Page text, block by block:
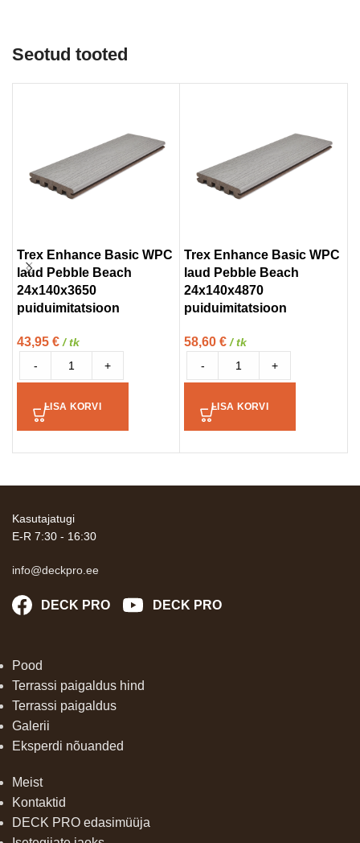
Seotud tooted
Trex Enhance Basic WPC
laud Pebble Beach
24x140x3650
puiduimitatsioon
43,95 € / tk
-
+
LISA KORVI
Trex Enhance Basic WPC
laud Pebble Beach
24x140x4870
puiduimitatsioon
58,60 € / tk
-
+
LISA KORVI
Kasutajatugi
E-R 7:30 - 16:30
info@deckpro.ee
DECK PRO DECK PRO
Pood
Terrassi paigaldus hind
Terrassi paigaldus
Galerii
Eksperdi nõuanded
Meist
Kontaktid
DECK PRO edasimüüja